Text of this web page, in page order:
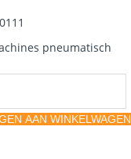
pneumatisch
AAN WINKELWAGEN